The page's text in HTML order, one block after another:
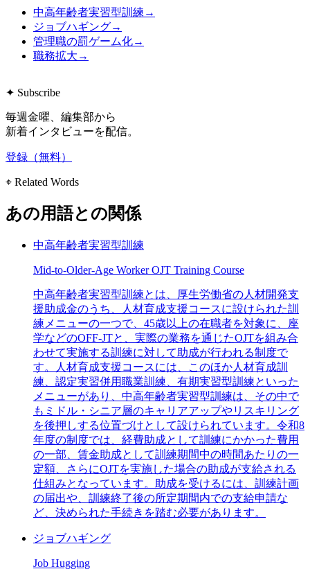
中高年齢者実習型訓練 →
ジョブハギング→
管理職の罰ゲーム化→
職務拡大 →
✦ Subscribe
毎週金曜、編集部から
新着インタビューを配信。
登録（無料）
⌖ Related Words
あの用語との関係
中高年齢者実習型訓練
Mid-to-Older-Age Worker OJT Training Course
中高年齢者実習型訓練とは、厚生労働省の人材開発支
援助成金のうち、人材育成支援コースに設けられた訓
練メニューの一つで、45歳以上の在職者を対象に、座
学などのOFF-JTと、実際の業務を通じたOJTを組み合
わせて実施する訓練に対して助成が行われる制度で
す。人材育成支援コースには、このほか人材育成訓
練、認定実習併用職業訓練、有期実習型訓練といった
メニューがあり、中高年齢者実習型訓練は、その中で
もミドル・シニア層のキャリアアップやリスキリング
を後押しする位置づけとして設けられています。令和8
年度の制度では、経費助成として訓練にかかった費用
の一部、賃金助成として訓練期間中の時間あたりの一
定額、さらにOJTを実施した場合の助成が支給される
仕組みとなっています。助成を受けるには、訓練計画
の届出や、訓練終了後の所定期間内での支給申請な
ど、決められた手続きを踏む必要があります。
ジョブハギング
Job Hugging